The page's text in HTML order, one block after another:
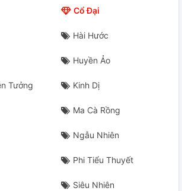
Cổ Đại
Hài Hước
Huyền Ảo
Tưởng Kinh Dị
Ma Cà Rồng
Ngẫu Nhiên
Phi Tiểu Thuyết
Siêu Nhiên